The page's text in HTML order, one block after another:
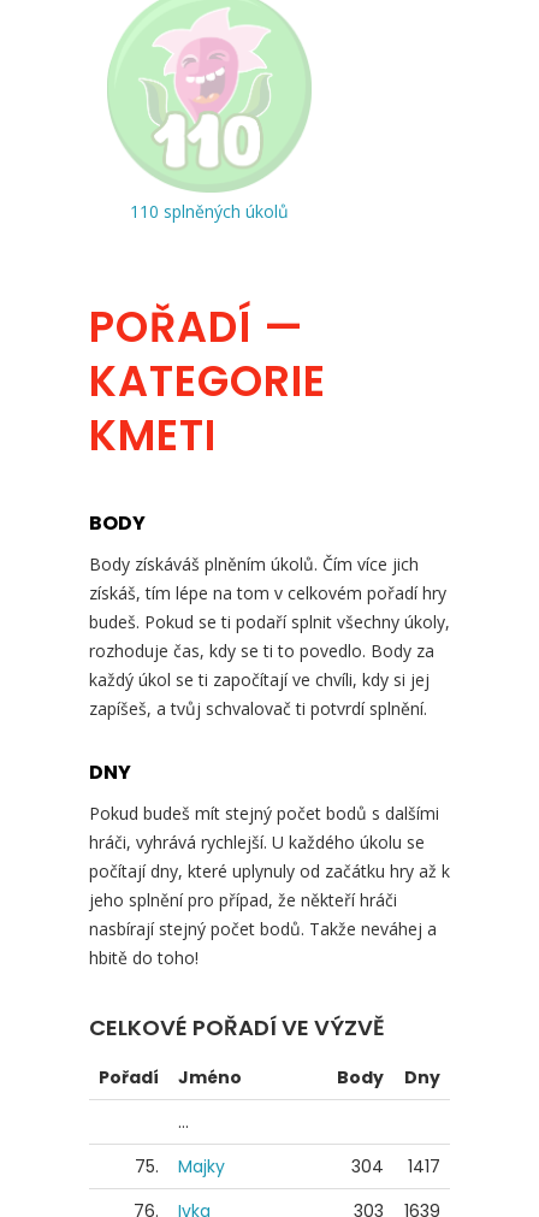
110 splněných úkolů
POŘADÍ —
KATEGORIE
KMETI
BODY
Body získáváš plněním úkolů. Čím více jich
získáš, tím lépe na tom v celkovém pořadí hry
budeš. Pokud se ti podaří splnit všechny úkoly,
rozhoduje čas, kdy se ti to povedlo. Body za
každý úkol se ti započítají ve chvíli, kdy si jej
zapíšeš, a tvůj schvalovač ti potvrdí splnění.
DNY
Pokud budeš mít stejný počet bodů s dalšími
hráči, vyhrává rychlejší. U každého úkolu se
počítají dny, které uplynuly od začátku hry až k
jeho splnění pro případ, že někteří hráči
nasbírají stejný počet bodů. Takže neváhej a
hbitě do toho!
CELKOVÉ POŘADÍ VE VÝZVĚ
Pořadí Jméno Body
Dny
...
75.
Majky 304
1417
76.
Ivka 303 1639